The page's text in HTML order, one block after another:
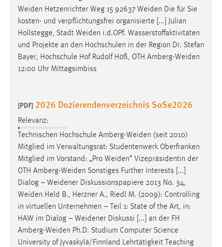
Weiden Hetzenrichter Weg 15 92637 Weiden Die für Sie
kosten- und verpflichtungsfrei organisierte [...] Julian
Hollstegge, Stadt Weiden i.d.OPf. Wasserstoffaktivitäten
und Projekte an den Hochschulen in der Region Dr. Stefan
Bayer, Hochschule Hof Rudolf Höß, OTH Amberg-Weiden
12:00 Uhr Mittagsimbiss
[PDF] 2026 Dozierendenverzeichnis SoSe2026
Relevanz:
Technischen Hochschule Amberg-Weiden (seit 2010)
Mitglied im Verwaltungsrat: Studentenwerk Oberfranken
Mitglied im Vorstand: „Pro Weiden“ Vizepräsidentin der
OTH Amberg-Weiden Sonstiges Further Interests [...]
Dialog – Weidener Diskussionspapiere 2013 No. 34,
Weiden Held B., Herzner A., Riedl M. (2009): Controlling
in virtuellen Unternehmen – Teil 1: State of the Art, in:
HAW im Dialog – Weidener Diskussi [...] an der FH
Amberg-Weiden Ph.D. Studium Computer Science
University of Jyvaskylä/Finnland Lehrtätigkeit Teaching
EXTERNE MEDIEN
Um Inhalte von Videoplattformen und Social Media
Plattformen anzeigen zu können, werden von diesen
externen Medien Cookies gesetzt.
YouTube